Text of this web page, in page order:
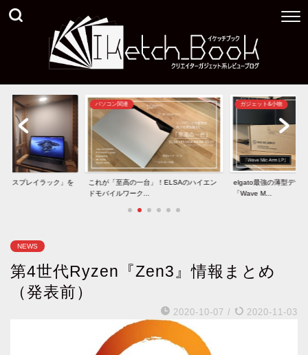
ィスプレイラック」を
パソコン関連
これが「至高の一台」！ELSAのハイエン
ドモバイルワーク...
ガジェット&小物
elgato最強の薄型デザ
「Wave M...
NEWS
第4世代Ryzen『Zen3』情報まとめ
（発表前）
2020-10-07 / 2020-11-03